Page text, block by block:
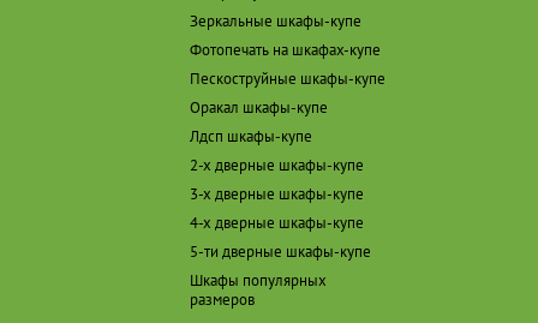
Зеркальные шкафы-купе
Фотопечать на шкафах-купе
Пескоструйные шкафы-купе
Оракал шкафы-купе
Лдсп шкафы-купе
2-х дверные шкафы-купе
3-х дверные шкафы-купе
4-х дверные шкафы-купе
5-ти дверные шкафы-купе
Шкафы популярных
размеров